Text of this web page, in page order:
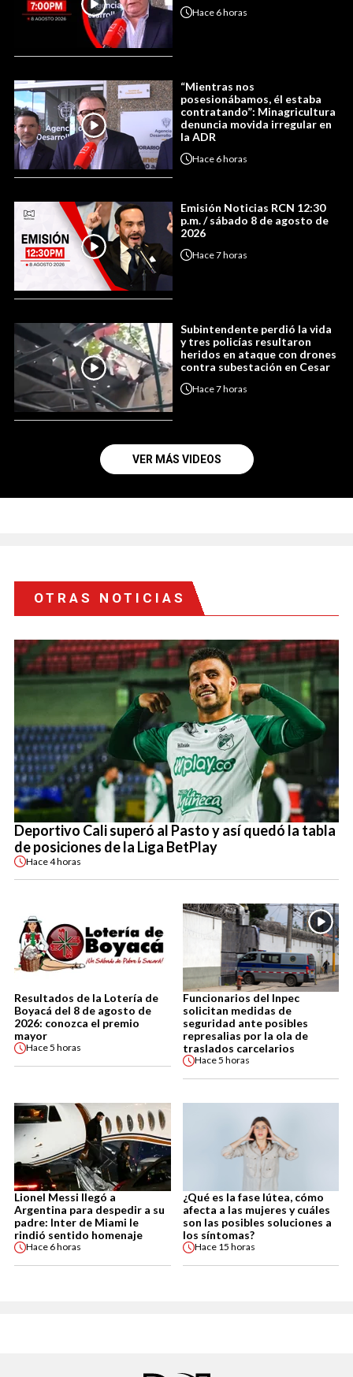
Hace 6 horas
“Mientras nos
posesionábamos, él estaba
contratando”: Minagricultura
denuncia movida irregular en
la ADR
Hace 6 horas
Emisión Noticias RCN 12:30
p.m. / sábado 8 de agosto de
2026
Hace7 horas
Subintendente perdió la vida
y tres policías resultaron
heridos en ataque con drones
contra subestación en Cesar
Hace7 horas
VER MÁS VIDEOS
OTRAS NOTICIAS
Deportivo Cali superó al Pasto y así quedó la tabla
de posiciones de la Liga BetPlay
Hace4 horas
Resultados de la Lotería de
Boyacá del 8 de agosto de
2026: conozca el premio
mayor
Hace5 horas
Funcionarios del Inpec
solicitan medidas de
seguridad ante posibles
represalias por la ola de
traslados carcelarios
Hace5 horas
Lionel Messi llegó a
Argentina para despedir a su
padre: Inter de Miami le
rindió sentido homenaje
Hace 6 horas
¿Qué es la fase lútea, cómo
afecta a las mujeres y cuáles
son las posibles soluciones a
los síntomas?
Hace 15 horas